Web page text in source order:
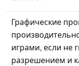
Графические
играми, если не
разрешением и